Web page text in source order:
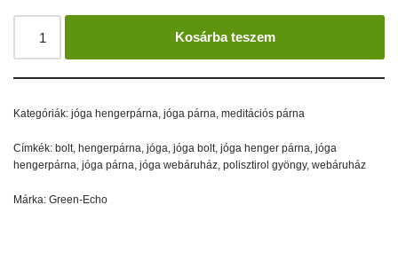
Kosárba teszem
Kategóriák: jóga hengerpárna, jóga párna, meditációs párna
Címkék: bolt, hengerpárna, jóga, jóga bolt, jóga henger párna, jóga
hengerpárna, jóga párna, jóga webáruház, polisztirol gyöngy, webáruház
Márka: Green-Echo